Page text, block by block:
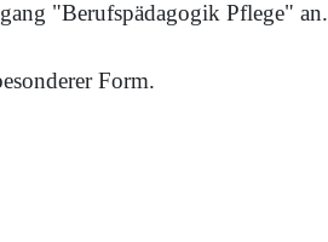
"Berufspädagogik Pflege" an.
Form.